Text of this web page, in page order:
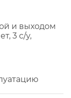
и выходом
3 с/у,